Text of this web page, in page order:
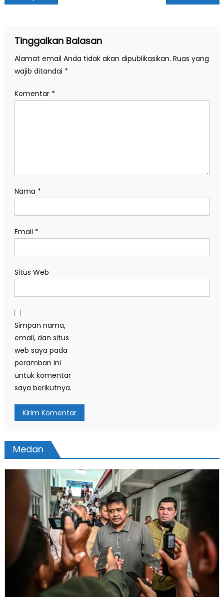
Tinggalkan Balasan
Alamat email Anda tidak akan dipublikasikan. Ruas yang
wajib ditandai *
Komentar *
Nama *
Email *
Situs Web
Simpan nama,
email, dan situs
web saya pada
peramban ini
untuk komentar
saya berikutnya.
Medan